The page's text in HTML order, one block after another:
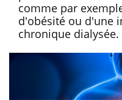
comme par
d'obésité ou d'une
chronique dialysée.